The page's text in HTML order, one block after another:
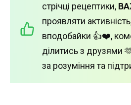
стрічці рецептики,
проявляти
вподобайки 👍❤️,
ділитись з друзями
за розуміння та